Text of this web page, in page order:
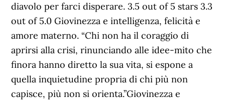
diavolo per farci disperare. 3.5 out of 5 stars 3.3
out of 5.0 Giovinezza e intelligenza, felicità e
amore materno. “Chi non ha il coraggio di
aprirsi alla crisi, rinunciando alle idee-mito che
finora hanno diretto la sua vita, si espone a
quella inquietudine propria di chi più non
capisce, più non si orienta.”Giovinezza e